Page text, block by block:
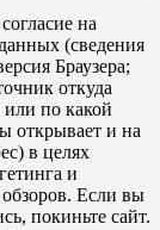
на
(сведения
Браузера;
откуда
или по какой
открывает и на
в целях
и
Если вы
покиньте сайт.